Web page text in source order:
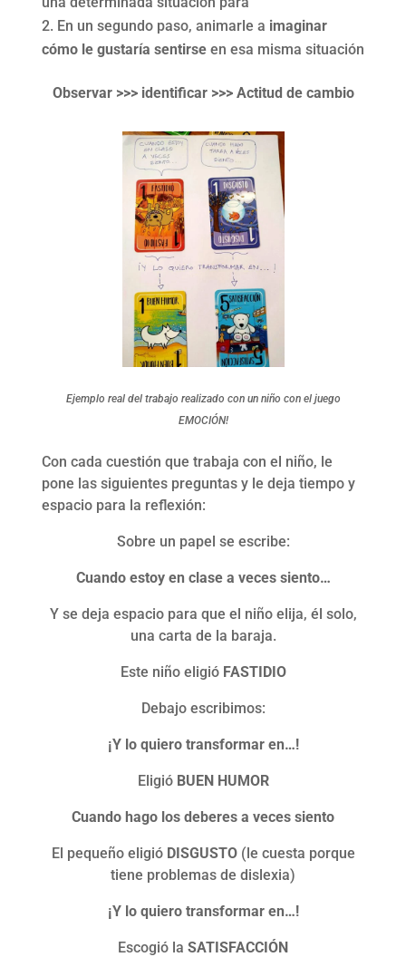
En un segundo paso, animarle a imaginar
cómo le gustaría sentirseen esa misma situación
Observar >>> identificar >>> Actitud de cambio
Ejemplo real del trabajo realizado con un niño con el juego
EMOCIÓN!
Con cada cuestión que trabaja con el niño, le
pone las siguientes preguntas y le deja tiempo y
espacio para la reflexión:
Sobre un papel se escribe:
Cuando estoy en clase a veces siento…
Y se deja espacio para que el niño elija, él solo,
una carta de la baraja.
Este niño eligió FASTIDIO
Debajo escribimos:
¡Y lo quiero transformar en…!
Eligió BUEN HUMOR
Cuando hago los deberes a veces siento
El pequeño eligió DISGUSTO(le cuesta porque
tiene problemas de dislexia)
¡Y lo quiero transformar en…!
Escogió laSATISFACCIÓN